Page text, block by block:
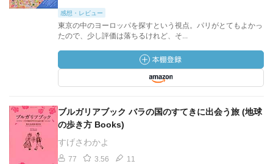
感想・レビュー
東京の中のヨーロッパを探すという視点。パリがとてもよかっ
たので、少し評価は落ちるけれど、そ...
ブルガリアブック バラの国のすてきに出会う旅 (地球
の歩き方 Books)
すげさわかよ
77 3.56 11